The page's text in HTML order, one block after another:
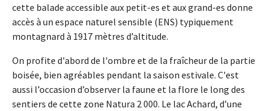
cette balade accessible aux petit-es et aux grand-es donne
accès à un espace naturel sensible (ENS) typiquement
montagnard à 1917 mètres d’altitude.
On profite d'abord de l'ombre et de la fraîcheur de la partie
boisée, bien agréables pendant la saison estivale. C'est
aussi l’occasion d’observer la faune et la flore le long des
sentiers de cette zone Natura 2 000. Le lac Achard, d’une